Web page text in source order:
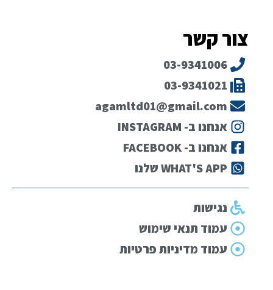
צור קשר
03-9341006
03-9341021
agamltd01@gmail.com
אנחנו ב- INSTAGRAM
אנחנו ב- FACEBOOK
WHAT'S APP שלנו
נגישות
עמוד תנאי שימוש
עמוד מדיניות פרטיות